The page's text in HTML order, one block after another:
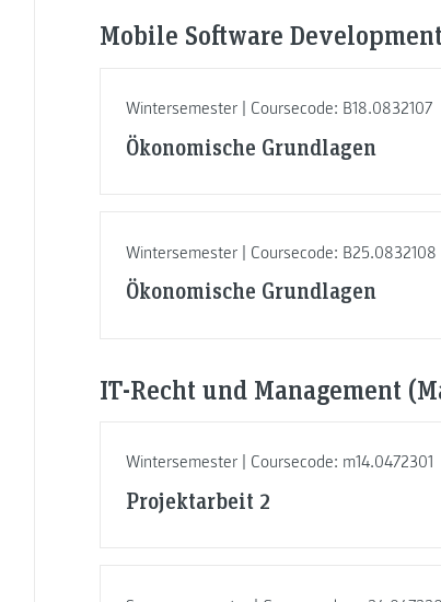
Mobile Software
Wintersemester | Coursecode: B18.0832107
Ökonomische Grundlagen
Wintersemester | Coursecode: B25.0832108
Ökonomische Grundlagen
IT-Recht und Management
Wintersemester | Coursecode: m14.0472301
Projektarbeit 2